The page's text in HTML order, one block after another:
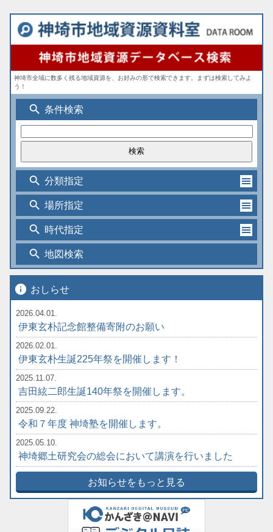
神埼市全域に数多く残る地域資源を、お好みの形で検索できます。まずは検索してみよ
う！
search 条件検索
search 分類指定
search 場所指定
search 時代指定
search 地図検索
info おしらせ
2026.04.01.
伊東玄朴記念館整備寄附のお願い
2026.02.01.
伊東玄朴生誕225年祭を開催します！
2025.11.07.
吉田絃二郎生誕140年祭を開催します。
2025.09.22.
令和７年度 神埼塾を開催します。
2025.05.10.
神埼郷土研究会の総会において講演を行いました
お知らせをもっと見る